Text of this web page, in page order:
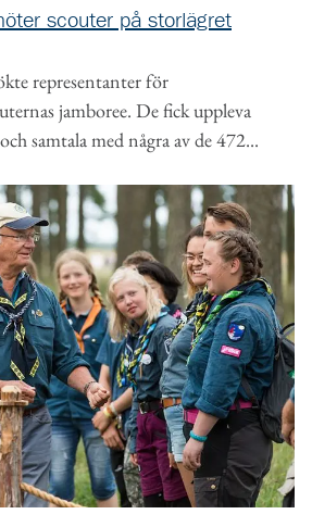
scouter på storlägret
representanter för
jamboree. De fick uppleva
samtala med några av de 472...